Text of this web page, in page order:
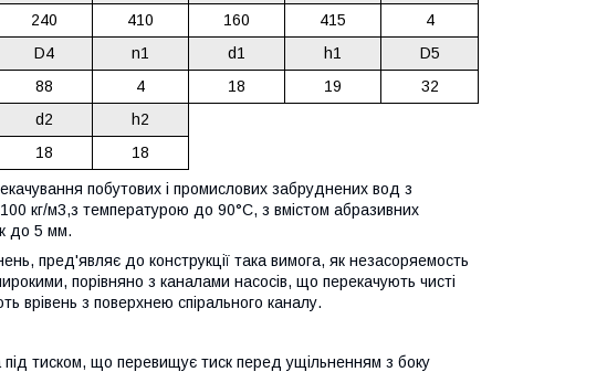
240 410 160 415
4
D4 n1 d1 h1
D5
88 4 18 19
32
d2
h2
18 18
побутових і промислових забруднених вод з
кг/м3,з температурою до 90°С, з вмістом абразивних
до 5 мм.
пред'являє до конструкції така вимога, як незасоряемость
порівняно з каналами насосів, що перекачують чисті
врівень з поверхнею спірального каналу.
тиском, що перевищує тиск перед ущільненням з боку